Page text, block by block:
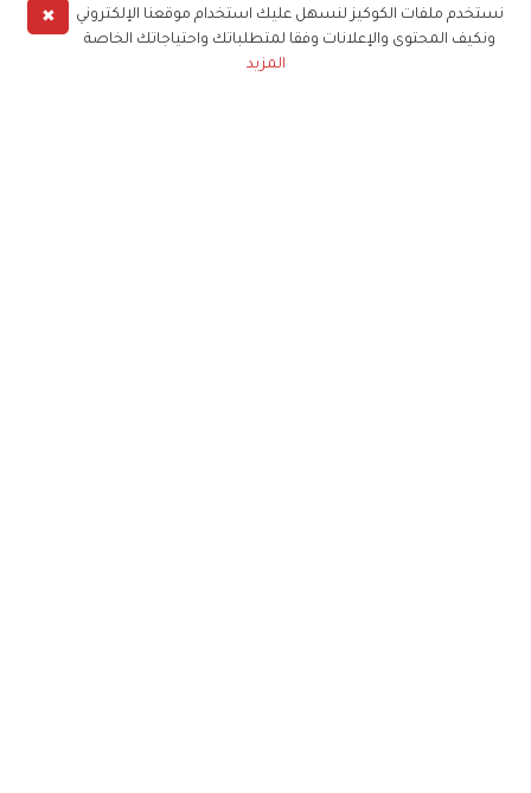
✖
نستخدم ملفات الكوكيز لنسهل عليك استخدام موقعنا الإلكتروني
ونكيف المحتوى والإعلانات وفقا لمتطلباتك واحتياجاتك الخاصة
المزيد